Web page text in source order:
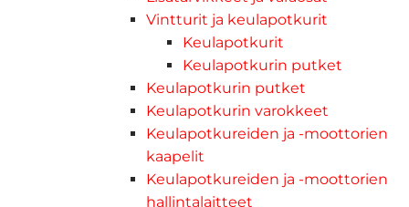
Vintturit ja keulapotkurit
Keulapotkurit
Keulapotkurin putket
Keulapotkurin putket
Keulapotkurin varokkeet
Keulapotkureiden ja -moottorien
kaapelit
Keulapotkureiden ja -moottorien
hallintalaitteet